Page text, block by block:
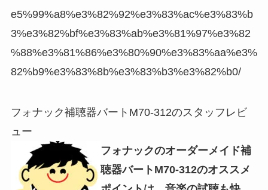
e5%99%a8%e3%82%92%e3%83%ac%e3%83%b
3%e3%82%bf%e3%83%ab%e3%81%97%e3%82
%88%e3%81%86%e3%80%90%e3%83%aa%e3%
82%b9%e3%83%8b%e3%83%b3%e3%82%b0/
フォナック補聴器バートM70-312のスタッフレビ
ュー
フォナックのオーダーメイド補
聴器バートM70-312のオススメ